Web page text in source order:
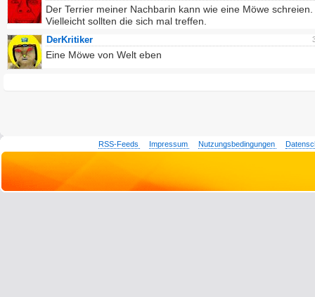
Der Terrier meiner Nachbarin kann wie eine Möwe schreien.
Vielleicht sollten die sich mal treffen.
DerKritiker
Eine Möwe von Welt eben
RSS-Feeds Impressum Nutzungsbedingungen